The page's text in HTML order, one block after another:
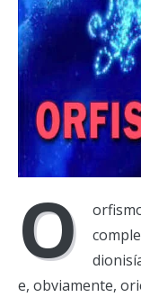
O
e, obviamente,